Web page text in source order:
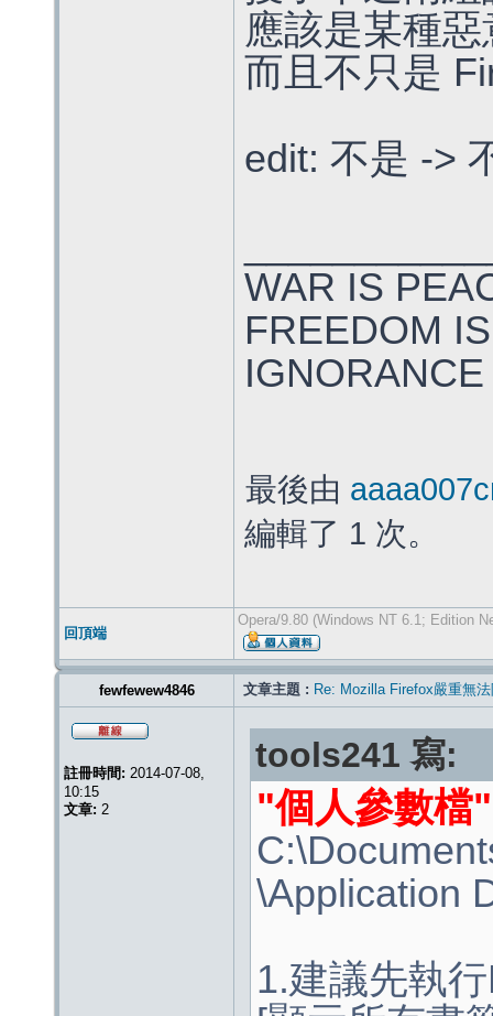
應該是某種
而且不只是
edit: 不是 ->
WAR IS
FREEDOM
最後由
編輯了 1 次。
回頂端
Opera/9.80 (Windows NT 6.1; Edition
fewfewew4846 文章主題 : Re: Mozilla Firefox嚴重無
註冊時間: 2014-07-08,
10:15
文章: 2
tools241 寫:
"個人參數檔
\Application
1.建議先執